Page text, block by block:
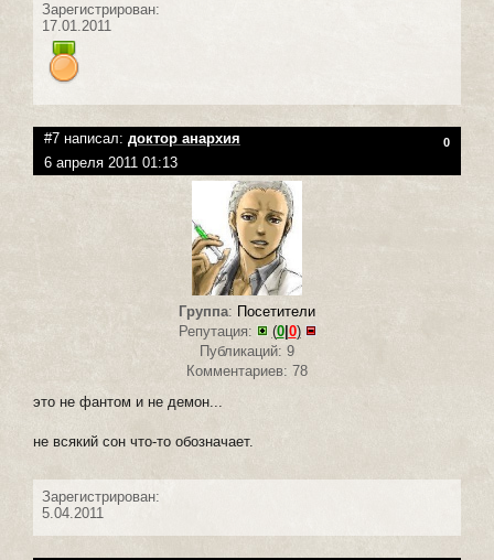
Зарегистрирован:
17.01.2011
#7 написал: доктор анархия 0
6 апреля 2011 01:13
Группа: Посетители
Репутация:
(0| 0)
Публикаций: 9
Комментариев: 78
это не фантом и не демон...
не всякий сон что-то обозначает.
Зарегистрирован:
5.04.2011